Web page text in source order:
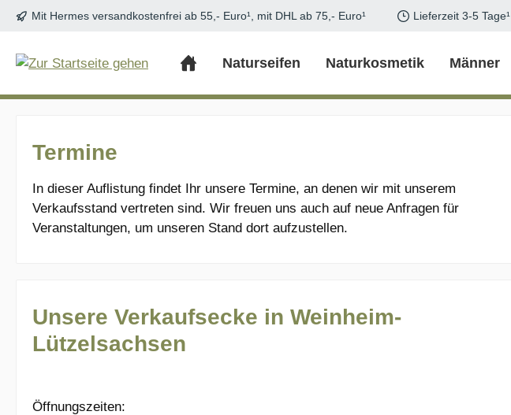
Hauptinhalt springen
Zur Suche springen
Zur Hauptnavigation springen
Mit Hermes versandkostenfrei ab 55,- Euro¹, mit DHL ab 75,- Euro¹ Lieferzeit 3-5 Tage¹
Naturseifen Naturkosmetik Männer
Termine
In dieser Auflistung findet Ihr unsere Termine, an denen wir mit unserem
Verkaufsstand vertreten sind. Wir freuen uns auch auf neue Anfragen für
Veranstaltungen, um unseren Stand dort aufzustellen.
Unsere Verkaufsecke in Weinheim-
Lützelsachsen
Öffnungszeiten: